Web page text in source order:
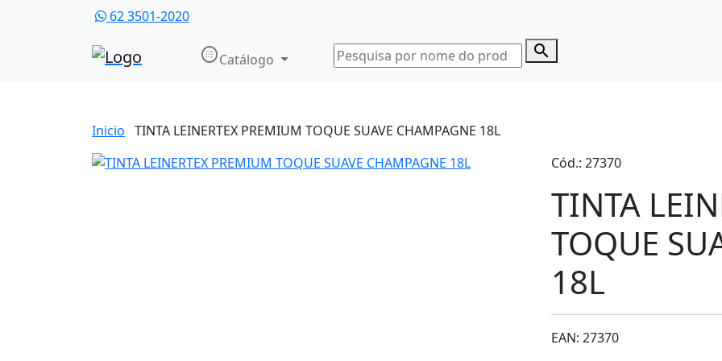
62 3501-2020
nest_secure_alarmCatálogo search
Inicio TINTA LEINERTEX PREMIUM TOQUE SUAVE CHAMPAGNE 18L
Cód.: 27370
TINTA
TOQUE
18L
EAN: 27370